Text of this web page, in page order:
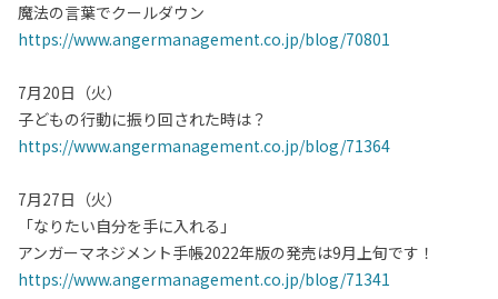
魔法の言葉でクールダウン
https://www.angermanagement.co.jp/blog/70801
7月20日（火）
子どもの行動に振り回された時は？
https://www.angermanagement.co.jp/blog/71364
7月27日（火）
「なりたい自分を手に入れる」
アンガーマネジメント手帳2022年版の発売は9月上旬です！
https://www.angermanagement.co.jp/blog/71341